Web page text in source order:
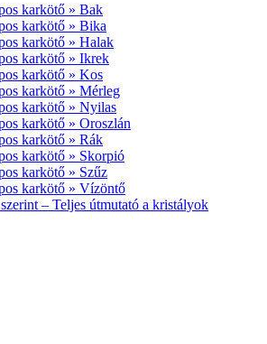
karkötő » Bak
karkötő » Bika
karkötő » Halak
karkötő » Ikrek
karkötő » Kos
karkötő » Mérleg
karkötő » Nyilas
karkötő » Oroszlán
karkötő » Rák
karkötő » Skorpió
karkötő » Szűz
karkötő » Vízöntő
– Teljes útmutató a kristályok